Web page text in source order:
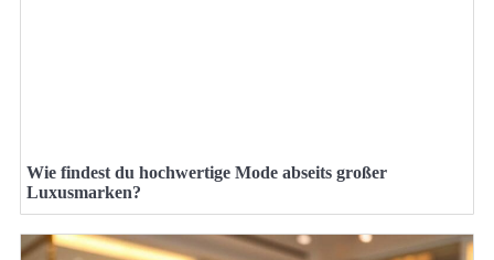
Wie findest du hochwertige Mode abseits großer
Luxusmarken?